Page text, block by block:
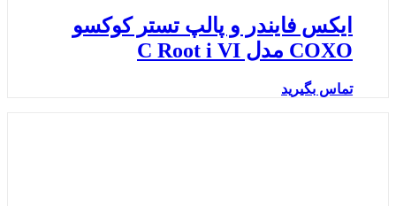
ایکس فایندر و پالپ تستر کوکسو
COXO مدل C Root i VI
تماس بگیرید